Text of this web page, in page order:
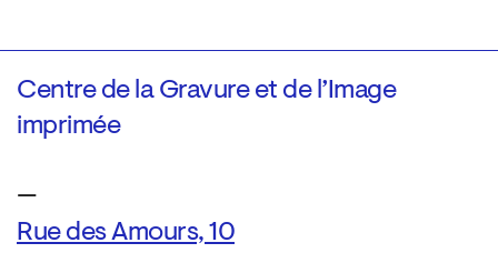
Centre de la Gravure et de l’Image
imprimée
—
Rue des Amours, 10